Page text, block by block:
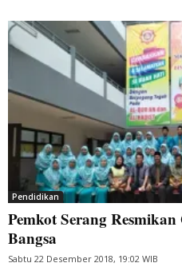
Pendidikan
Pemkot Serang
Bangsa
Sabtu 22 Desember 2018, 19:02 WIB